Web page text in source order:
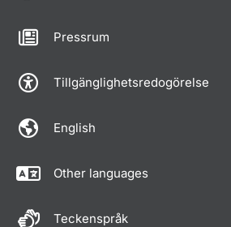
Pressrum
Tillgänglighetsredogörelse
English
Other languages
Teckenspråk